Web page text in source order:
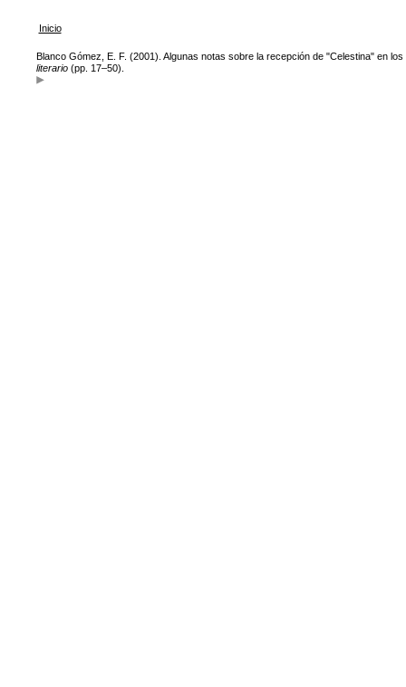
Inicio
Blanco Gómez, E. F. (2001). Algunas notas sobre la recepción de "Celestina" en
literario(pp. 17–50).